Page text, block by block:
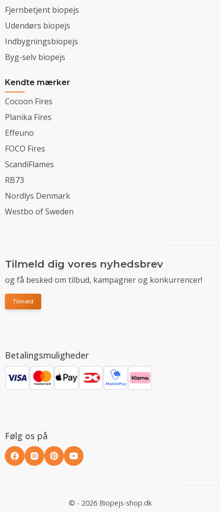
Fjernbetjent biopejs
Udendørs biopejs
Indbygningsbiopejs
Byg-selv biopejs
Kendte mærker
Cocoon Fires
Planika Fires
Effeuno
FOCO Fires
ScandiFlames
RB73
Nordlys Denmark
Westbo of Sweden
Tilmeld dig vores nyhedsbrev
og få besked om tilbud, kampagner og konkurrencer!
Tilmeld
Betalingsmuligheder
Følg os på
© - 2026 Biopejs-shop.dk